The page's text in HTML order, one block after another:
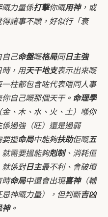
嘅力量係打擊你嘅用神，或
諸事不順，好似行「衰
自己命盤嘅格局同日主強
，用天干地支表示出來嘅
一柱都包含咗代表唔同人事
自己嘅那個天干。 命理學
金、木、水、火、土）喺你
係過強（旺）還是過弱
要搵命局中能夠扶助佢嘅五
需要搵能夠剋制、消耗佢
就係對日主最不利、會破壞
時命局中還會出現喜神（輔
神嘅力量），但判斷吉凶
神。